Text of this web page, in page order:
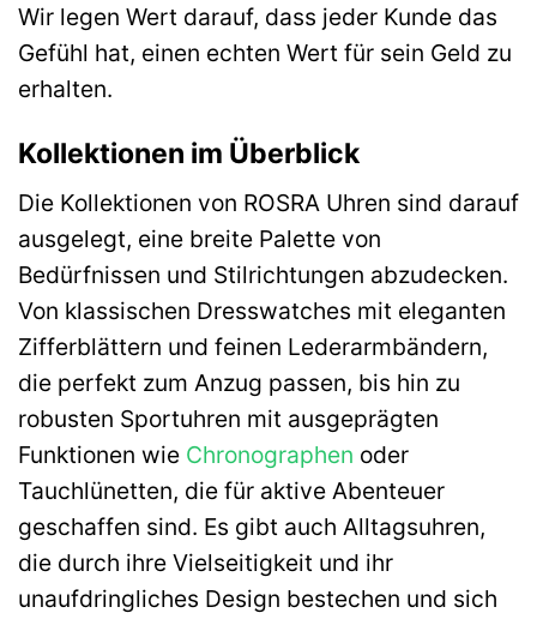
Wir legen Wert darauf, dass jeder Kunde das
Gefühl hat, einen echten Wert für sein Geld zu
erhalten.
Kollektionen im Überblick
Die Kollektionen von ROSRA Uhren sind darauf
ausgelegt, eine breite Palette von
Bedürfnissen und Stilrichtungen abzudecken.
Von klassischen Dresswatches mit eleganten
Zifferblättern und feinen Lederarmbändern,
die perfekt zum Anzug passen, bis hin zu
robusten Sportuhren mit ausgeprägten
Funktionen wie Chronographen oder
Tauchlünetten, die für aktive Abenteuer
geschaffen sind. Es gibt auch Alltagsuhren,
die durch ihre Vielseitigkeit und ihr
unaufdringliches Design bestechen und sich